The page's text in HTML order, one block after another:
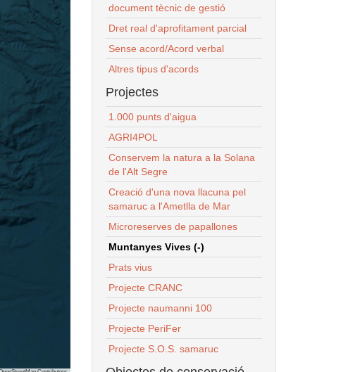
document tècnic de gestió
Dret real d'aprofitament parcial
Sense acord/Acord verbal
Altres tipus d'acords
Projectes
1.000 punts d'aigua
AGRI4POL
Conservem la natura a la Solana
de l'Alt Segre
Creació d'una nova llacuna pel
samaruc a l'Ametlla de Mar
Microreserves de papallones
Muntanyes Vives (-)
Prats vius
Projecte CRANC
Projecte naumanni 100
Projecte PeriFer
Projecte S.O.S. samaruc